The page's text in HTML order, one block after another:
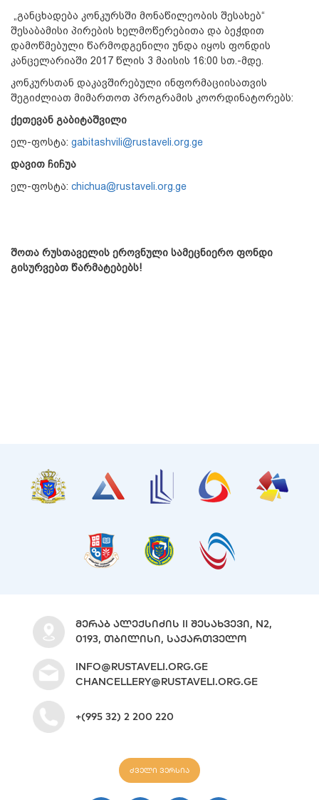
„განცხადება კონკურსში მონაწილეობის შესახებ“
შესაბამისი პირების ხელმოწერებითა და ბეჭდით
დამოწმებული წარმოდგენილი უნდა იყოს ფონდის
კანცელარიაში 2017 წლის 3 მაისის 16:00 სთ.-მდე.
კონკურსთან დაკავშირებული ინფორმაციისათვის
შეგიძლიათ მიმართოთ პროგრამის კოორდინატორებს:
ქეთევან გაბიტაშვილი
ელ-ფოსტა: gabitashvili@rustaveli.org.ge
დავით ჩიჩუა
ელ-ფოსტა: chichua@rustaveli.org.ge
შოთა რუსთაველის ეროვნული სამეცნიერო ფონდი
გისურვებთ წარმატებებს!
ᲛᲔᲠᲐᲑ ᲐᲚᲔᲥᲡᲘᲫᲘᲡ II ᲨᲔᲡᲐᲮᲕᲔᲕᲘ, N2,
0193, ᲗᲑᲘᲚᲘᲡᲘ, ᲡᲐᲥᲐᲠᲗᲕᲔᲚᲝ
INFO@RUSTAVELI.ORG.GE
CHANCELLERY@RUSTAVELI.ORG.GE
+(995 32) 2 200 220
ძველი ვერსია